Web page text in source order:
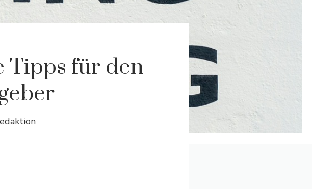
Tipps für den